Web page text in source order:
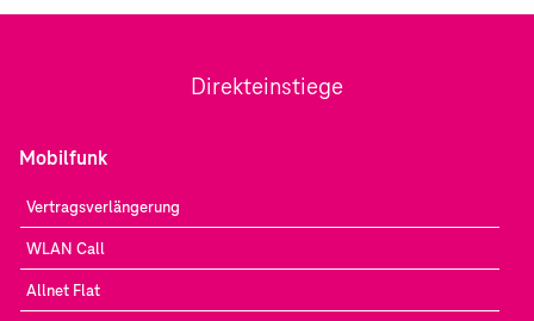
Direkteinstiege
Mobilfunk
Vertragsverlängerung
WLAN Call
Allnet Flat